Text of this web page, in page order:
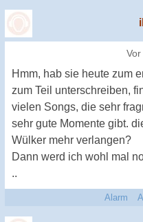
Hmm, hab sie heute zum
zum Teil unterschreiben,
vielen Songs, die sehr
sehr gute Momente gibt.
Wülker mehr verlangen?
Dann werd ich wohl mal
..
Alarm